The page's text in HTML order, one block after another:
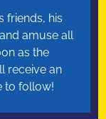
friends, his
amuse all
as the
receive an
to follow!